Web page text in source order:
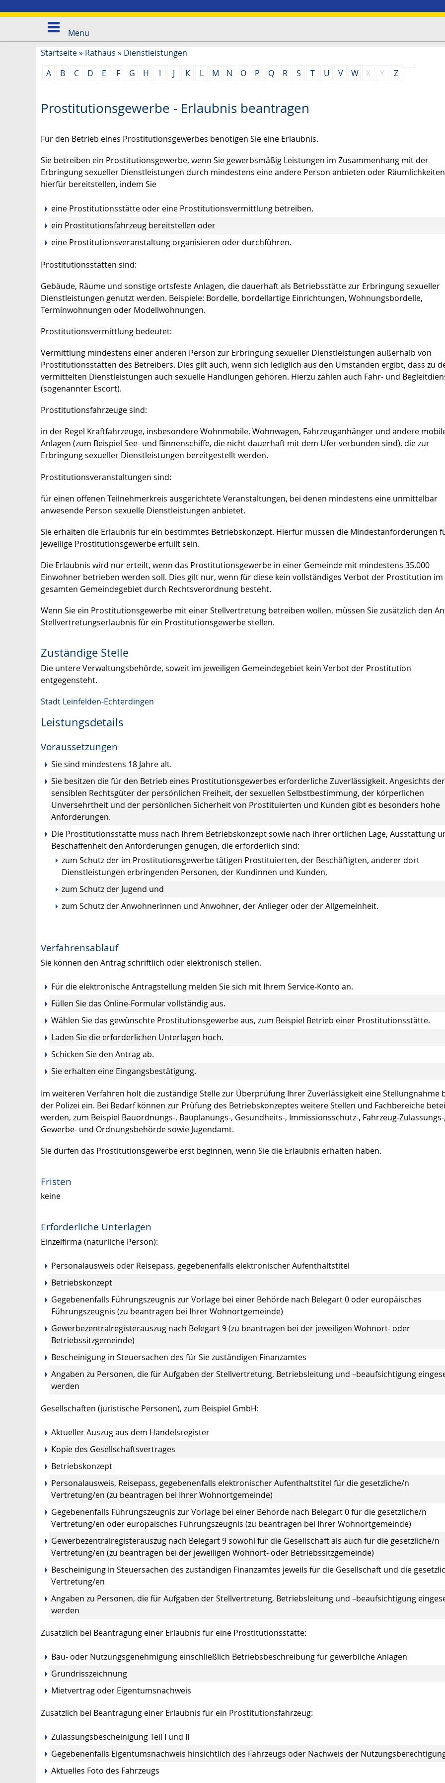
Menü
Startseite» Rathaus » Dienstleistungen
A
B C D E F G H I J K L M N O P Q R S T U V W X Y Z
Prostitutionsgewerbe - Erlaubnis beantragen
Für den Betrieb eines Prostitutionsgewerbes benötigen Sie eine Erlaubnis.
Sie betreiben ein Prostitutionsgewerbe, wenn Sie gewerbsmäßig Leistungen im Zusammenhang mit der
Erbringung sexueller Dienstleistungen durch mindestens eine andere Person anbieten oder Räumlichkeiten
hierfür bereitstellen, indem Sie
eine Prostitutionsstätte oder eine Prostitutionsvermittlung betreiben,
ein Prostitutionsfahrzeug bereitstellen oder
eine Prostitutionsveranstaltung organisieren oder durchführen.
Prostitutionsstätten sind:
Gebäude, Räume und sonstige ortsfeste Anlagen, die dauerhaft als Betriebsstätte zur Erbringung sexueller
Dienstleistungen genutzt werden. Beispiele: Bordelle, bordellartige Einrichtungen, Wohnungsbordelle,
Terminwohnungen oder Modellwohnungen.
Prostitutionsvermittlung bedeutet:
Vermittlung mindestens einer anderen Person zur Erbringung sexueller Dienstleistungen außerhalb von
Prostitutionsstätten des Betreibers. Dies gilt auch, wenn sich lediglich aus den Umständen ergibt, dass zu
vermittelten Dienstleistungen auch sexuelle Handlungen gehören. Hierzu zählen auch Fahr- und
(sogenannter Escort).
Prostitutionsfahrzeuge sind:
in der Regel Kraftfahrzeuge, insbesondere Wohnmobile, Wohnwagen, Fahrzeuganhänger und andere
Anlagen (zum Beispiel See- und Binnenschiffe, die nicht dauerhaft mit dem Ufer verbunden sind), die zur
Erbringung sexueller Dienstleistungen bereitgestellt werden.
Prostitutionsveranstaltungen sind:
für einen offenen Teilnehmerkreis ausgerichtete Veranstaltungen, bei denen mindestens eine unmittelbar
anwesende Person sexuelle Dienstleistungen anbietet.
Sie erhalten die Erlaubnis für ein bestimmtes Betriebskonzept. Hierfür müssen die Mindestanforderungen
jeweilige Prostitutionsgewerbe erfüllt sein.
Die Erlaubnis wird nur erteilt, wenn das Prostitutionsgewerbe in einer Gemeinde mit mindestens 35.000
Einwohner betrieben werden soll. Dies gilt nur, wenn für diese kein vollständiges Verbot der Prostitution im
gesamten Gemeindegebiet durch Rechtsverordnung besteht.
Wenn Sie ein Prostitutionsgewerbe mit einer Stellvertretung betreiben wollen, müssen Sie zusätzlich den
Stellvertretungserlaubnis für ein Prostitutionsgewerbe stellen.
Zuständige Stelle
Die untere Verwaltungsbehörde, soweit im jeweiligen Gemeindegebiet kein Verbot der Prostitution
entgegensteht.
Stadt Leinfelden-Echterdingen
Leistungsdetails
Voraussetzungen
Sie sind mindestens 18 Jahre alt.
Sie besitzen die für den Betrieb eines Prostitutionsgewerbes erforderliche Zuverlässigkeit. Angesichts der
sensiblen Rechtsgüter der persönlichen Freiheit, der sexuellen Selbstbestimmung, der körperlichen
Unversehrtheit und der persönlichen Sicherheit von Prostituierten und Kunden gibt es besonders hohe
Anforderungen.
Die Prostitutionsstätte muss nach Ihrem Betriebskonzept sowie nach ihrer örtlichen Lage, Ausstattung
Beschaffenheit den Anforderungen genügen, die erforderlich sind:
zum Schutz der im Prostitutionsgewerbe tätigen Prostituierten, der Beschäftigten, anderer dort
Dienstleistungen erbringenden Personen, der Kundinnen und Kunden,
zum Schutz der Jugend und
zum Schutz der Anwohnerinnen und Anwohner, der Anlieger oder der Allgemeinheit.
Verfahrensablauf
Sie können den Antrag schriftlich oder elektronisch stellen.
Für die elektronische Antragstellung melden Sie sich mit Ihrem Service-Konto an.
Füllen Sie das Online-Formular vollständig aus.
Wählen Sie das gewünschte Prostitutionsgewerbe aus, zum Beispiel Betrieb einer Prostitutionsstätte.
Laden Sie die erforderlichen Unterlagen hoch.
Schicken Sie den Antrag ab.
Sie erhalten eine Eingangsbestätigung.
Im weiteren Verfahren holt die zuständige Stelle zur Überprüfung Ihrer Zuverlässigkeit eine Stellungnahme
der Polizei ein. Bei Bedarf können zur Prüfung des Betriebskonzeptes weitere Stellen und Fachbereiche
werden, zum Beispiel Bauordnungs-, Bauplanungs-, Gesundheits-, Immissionsschutz-, Fahrzeug-
Gewerbe- und Ordnungsbehörde sowie Jugendamt.
Sie dürfen das Prostitutionsgewerbe erst beginnen, wenn Sie die Erlaubnis erhalten haben.
Fristen
keine
Erforderliche Unterlagen
Einzelfirma (natürliche Person):
Personalausweis oder Reisepass, gegebenenfalls elektronischer Aufenthaltstitel
Betriebskonzept
Gegebenenfalls Führungszeugnis zur Vorlage bei einer Behörde nach Belegart 0 oder europäisches
Führungszeugnis (zu beantragen bei Ihrer Wohnortgemeinde)
Gewerbezentralregisterauszug nach Belegart 9 (zu beantragen bei der jeweiligen Wohnort- oder
Betriebssitzgemeinde)
Bescheinigung in Steuersachen des für Sie zuständigen Finanzamtes
Angaben zu Personen, die für Aufgaben der Stellvertretung, Betriebsleitung und –beaufsichtigung
werden
Gesellschaften (juristische Personen), zum Beispiel GmbH:
Aktueller Auszug aus dem Handelsregister
Kopie des Gesellschaftsvertrages
Betriebskonzept
Personalausweis, Reisepass, gegebenenfalls elektronischer Aufenthaltstitel für die gesetzliche/n
Vertretung/en (zu beantragen bei Ihrer Wohnortgemeinde)
Gegebenenfalls Führungszeugnis zur Vorlage bei einer Behörde nach Belegart 0 für die gesetzliche/n
Vertretung/en oder europäisches Führungszeugnis (zu beantragen bei Ihrer Wohnortgemeinde)
Gewerbezentralregisterauszug nach Belegart 9 sowohl für die Gesellschaft als auch für die gesetzliche/n
Vertretung/en (zu beantragen bei der jeweiligen Wohnort- oder Betriebssitzgemeinde)
Bescheinigung in Steuersachen des zuständigen Finanzamtes jeweils für die Gesellschaft und die
Vertretung/en
Angaben zu Personen, die für Aufgaben der Stellvertretung, Betriebsleitung und –beaufsichtigung
werden
Zusätzlich bei Beantragung einer Erlaubnis für eine Prostitutionsstätte:
Bau- oder Nutzungsgenehmigung einschließlich Betriebsbeschreibung für gewerbliche Anlagen
Grundrisszeichnung
Mietvertrag oder Eigentumsnachweis
Zusätzlich bei Beantragung einer Erlaubnis für ein Prostitutionsfahrzeug:
Zulassungsbescheinigung Teil I und II
Gegebenenfalls Eigentumsnachweis hinsichtlich des Fahrzeugs oder Nachweis der
Aktuelles Foto des Fahrzeugs